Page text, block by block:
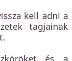
kell adni a
tagjainak